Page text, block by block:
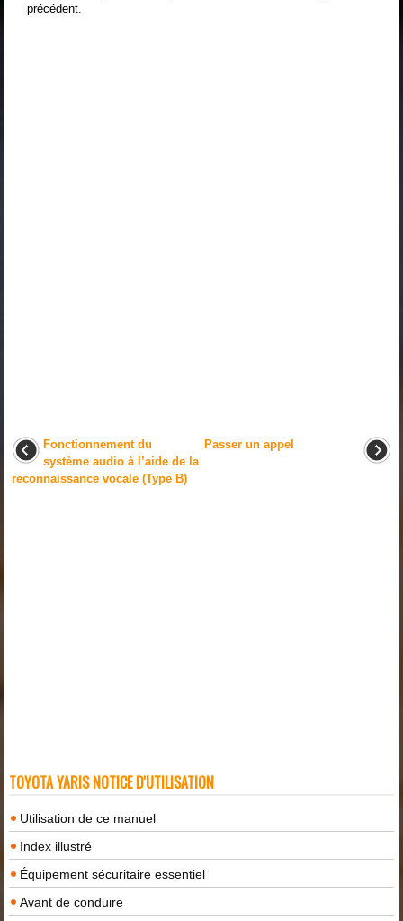
précédent.
Fonctionnement du
système audio à l’aide de la
reconnaissance vocale (Type B)
Passer un appel
TOYOTA YARIS NOTICE D'UTILISATION
Utilisation de ce manuel
Index illustré
Équipement sécuritaire essentiel
Avant de conduire